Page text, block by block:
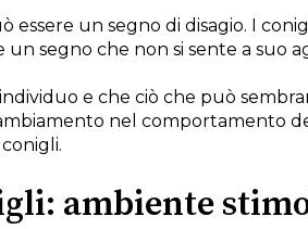
essere un segno di disagio. I
segno che non si sente a suo
e che ciò che può
nel comportamento
ambiente